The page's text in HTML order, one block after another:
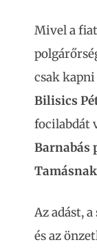
Mivel a
csak
Bilisics
focilabdát
Barnabás
Tamásnak
Az adást,
és az